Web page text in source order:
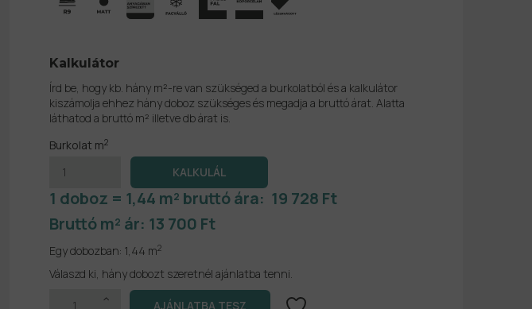
Kalkulátor
Írd be, hogy kb. hány m²-re van szükséged a burkolatból és a kalkulátor
kiszámolja ehhez hány doboz szükséges és megadja a bruttó árat. Alatta
láthatod a bruttó m² illetve db árat is.
Burkolat m2
1 doboz = 1,44 m² bruttó ára: 19 728 Ft
Bruttó m² ár: 13 700 Ft
Egy dobozban: 1,44 m2
Válaszd ki, hány dobozt szeretnél ajánlatba tenni.